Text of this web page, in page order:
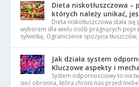
Dieta niskotłuszczowa –
których należy unikać,
Dieta niskotłuszczowa stała
wyborem dla wielu osób pragnących
sylwetkę. Ograniczenie spożycia
Jak działa system
Kluczowe aspekty i
System odpornościowy to
sieć obronna, która chroni nas przed